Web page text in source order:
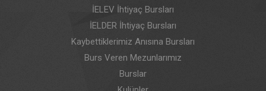
İELEV İhtiyaç Bursları
İELDER İhtiyaç Bursları
Kaybettiklerimiz Anısına Bursları
Burs Veren Mezunlarımız
Burslar